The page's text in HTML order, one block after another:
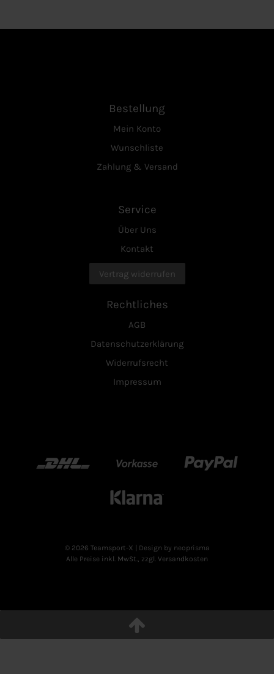
Bestellung
Mein Konto
Wunschliste
Zahlung & Versand
Service
Über Uns
Kontakt
Vertrag widerrufen
Rechtliches
AGB
Datenschutzerklärung
Widerrufsrecht
Impressum
DHL Vorkasse Paypal
Klarn
© 2026 Teamsport-X
| Design by neoprisma
Alle Preise inkl. MwSt., zzgl. Versandkosten